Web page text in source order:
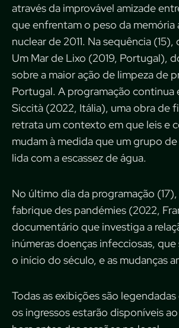
através da improvável amizade
que enfrentam o peso da memória
nuclear de 2011. Na sequência
Um Mar de Lixo (2019, Portugal),
sobre a maior ação de limpeza de
Portugal. A programação continua
Siccità (2022, Itália), uma obra de
retrata um contexto em que leis e
mudam à medida que um grupo
lida com a escassez de água.
No último dia da programação
fabrique des pandémies (2022,
documentário que investiga a
inúmeras doenças infecciosas,
o início do século, e as mudanças
Todas as exibições são
os ingressos estarão disponíveis